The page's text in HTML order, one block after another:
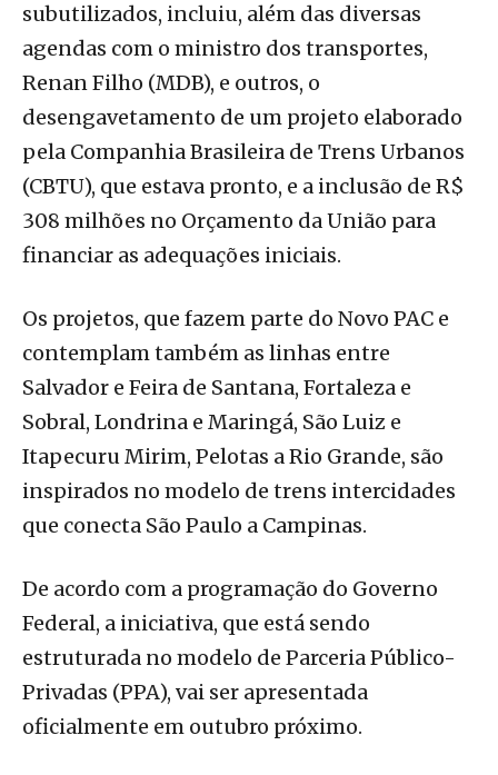
subutilizados, incluiu, além das diversas
agendas com o ministro dos transportes,
Renan Filho (MDB), e outros, o
desengavetamento de um projeto elaborado
pela Companhia Brasileira de Trens Urbanos
(CBTU), que estava pronto, e a inclusão de R$
308 milhões no Orçamento da União para
financiar as adequações iniciais.
Os projetos, que fazem parte do Novo PAC e
contemplam também as linhas entre
Salvador e Feira de Santana, Fortaleza e
Sobral, Londrina e Maringá, São Luiz e
Itapecuru Mirim, Pelotas a Rio Grande, são
inspirados no modelo de trens intercidades
que conecta São Paulo a Campinas.
De acordo com a programação do Governo
Federal, a iniciativa, que está sendo
estruturada no modelo de Parceria Público-
Privadas (PPA), vai ser apresentada
oficialmente em outubro próximo.